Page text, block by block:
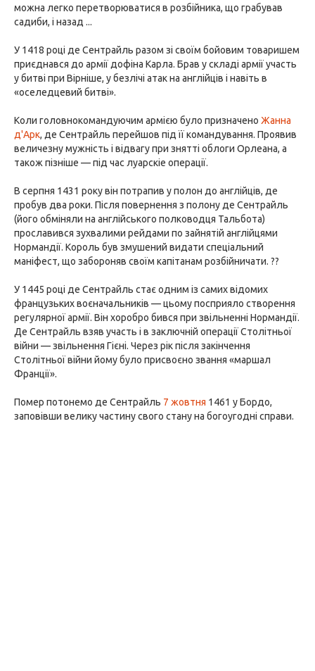
можна легко перетворюватися в розбійника, що грабував
садиби, і назад ...
У 1418 році де Сентрайль разом зі своїм бойовим товаришем
приєднався до армії дофіна Карла. Брав у складі армії участь
у битві при Вірніше, у безлічі атак на англійців і навіть в
«оселедцевий битві».
Коли головнокомандуючим армією було призначено Жанна
д'Арк, де Сентрайль перейшов під її командування. Проявив
величезну мужність і відвагу при знятті облоги Орлеана, а
також пізніше — під час луарскіе операції.
В серпня 1431 року він потрапив у полон до англійців, де
пробув два роки. Після повернення з полону де Сентрайль
(його обміняли на англійського полководця Тальбота)
прославився зухвалими рейдами по зайнятій англійцями
Нормандії. Король був змушений видати спеціальний
маніфест, що забороняв своїм капітанам розбійничати. ??
У 1445 році де Сентрайль стає одним із самих відомих
французьких воєначальників — цьому посприяло створення
регулярної армії. Він хоробро бився при звільненні Нормандії.
Де Сентрайль взяв участь і в заключній операції Столітньої
війни — звільнення Гієні. Через рік після закінчення
Столітньої війни йому було присвоєно звання «маршал
Франції».
Помер потонемо де Сентрайль 7 жовтня 1461 у Бордо,
заповівши велику частину свого стану на богоугодні справи.